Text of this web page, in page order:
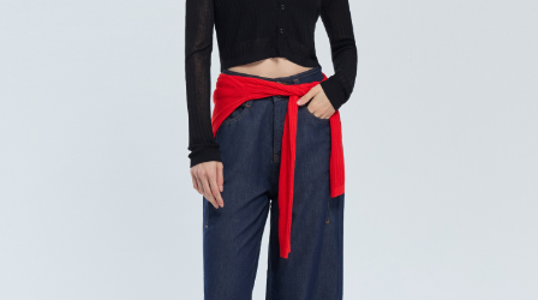
每筆NT$120，滿NT$2,000(含以上)免運費
每筆NT$400，滿NT$2,000(含以上)免運費